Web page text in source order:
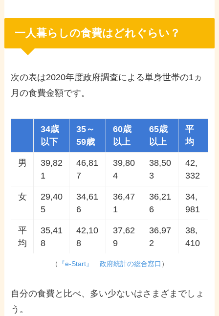
一人暮らしの食費はどれぐらい？
次の表は2020年度政府調査による単身世帯の1ヵ
月の食費金額です。
34歳
以下
35～
59歳
60歳
以上
65歳
以上
平
均
男
39,82
1
46,81
7
39,80
4
38,50
3
42,
332
女
29,40
5
34,61
6
36,47
1
36,21
6
34,
981
平
均
35,41
8
42,10
8
37,62
9
36,97
2
38,
410
（ 『e-Start』 政府統計の総合窓口 ）
自分の食費と比べ、多い少ないはさまざまでしょ
う。